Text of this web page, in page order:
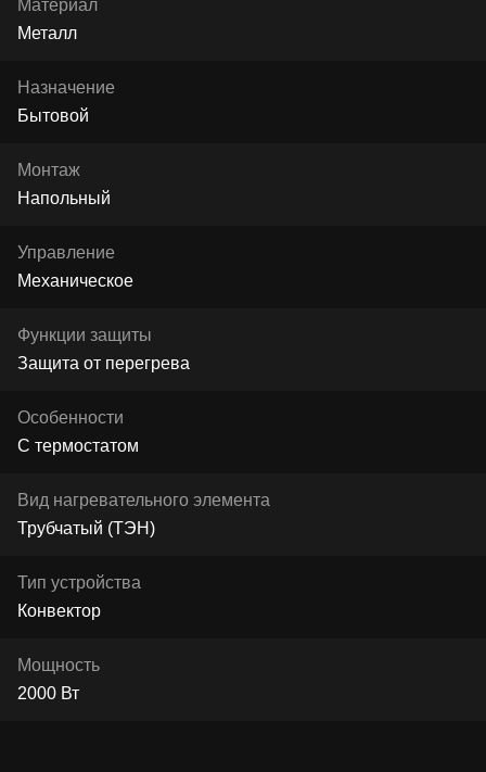
Материал
Металл
Назначение
Бытовой
Монтаж
Напольный
Управление
Механическое
Функции защиты
Защита от перегрева
Особенности
С термостатом
Вид нагревательного элемента
Трубчатый (ТЭН)
Тип устройства
Конвектор
Мощность
2000 Вт